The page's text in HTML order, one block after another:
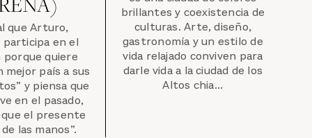
que Arturo,
participa en el
quiere
mejor país a sus
y piensa que
en el pasado,
el presente
las manos”.
brillantes y coexistencia de
culturas. Arte, diseño,
gastronomía y un estilo de
vida relajado conviven para
darle vida a la ciudad de los
Altos chia...